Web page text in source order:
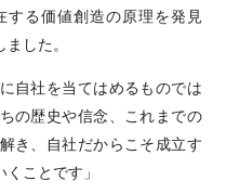
する価値創造の原理を発見
した。
自社を当てはめるものでは
の歴史や信念、これまでの
き、自社だからこそ成立す
ことです」